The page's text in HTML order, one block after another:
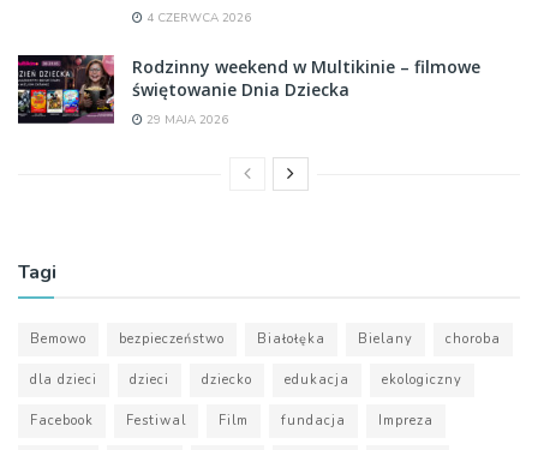
4 CZERWCA 2026
Rodzinny weekend w Multikinie – filmowe
świętowanie Dnia Dziecka
29 MAJA 2026
Tagi
Bemowo bezpieczeństwo Białołęka Bielany choroba
dla dzieci dzieci dziecko edukacja ekologiczny
Facebook Festiwal Film fundacja Impreza